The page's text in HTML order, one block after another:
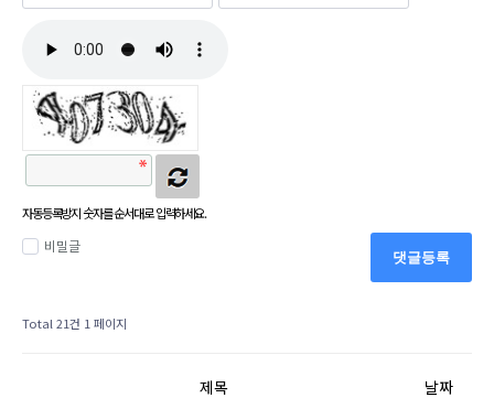
자동등록방지 숫자를 순서대로 입력하세요.
비밀글
댓글등록
Total 21건 1 페이지
제목 날짜